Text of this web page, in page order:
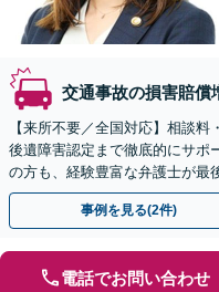
交通事故の損害賠償
【来所不要／全国対応】相談
後遺障害認定まで徹底的にサポ
の方も、経験豊富な弁護士が最
13拠点】お気軽にご相談くださ
事例を見る(2件)
電話でお問い合わせ